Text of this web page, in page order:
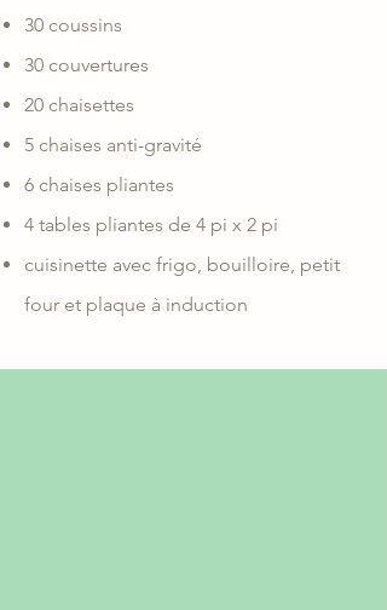
30 coussins
30 couvertures
20 chaisettes
5 chaises anti-gravité
6 chaises pliantes
4 tables pliantes de 4 pi x 2 pi
cuisinette avec frigo, bouilloire, petit
four et plaque à induction